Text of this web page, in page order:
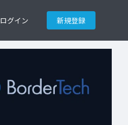
ログイン 新規登録